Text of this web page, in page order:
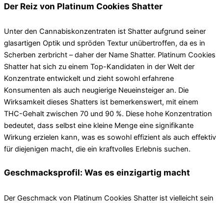
Der Reiz von Platinum Cookies Shatter
Unter den Cannabiskonzentraten ist Shatter aufgrund seiner
glasartigen Optik und spröden Textur unübertroffen, da es in
Scherben zerbricht – daher der Name Shatter. Platinum Cookies
Shatter hat sich zu einem Top-Kandidaten in der Welt der
Konzentrate entwickelt und zieht sowohl erfahrene
Konsumenten als auch neugierige Neueinsteiger an. Die
Wirksamkeit dieses Shatters ist bemerkenswert, mit einem
THC-Gehalt zwischen 70 und 90 %. Diese hohe Konzentration
bedeutet, dass selbst eine kleine Menge eine signifikante
Wirkung erzielen kann, was es sowohl effizient als auch effektiv
für diejenigen macht, die ein kraftvolles Erlebnis suchen.
Geschmacksprofil: Was es einzigartig macht
Der Geschmack von Platinum Cookies Shatter ist vielleicht sein